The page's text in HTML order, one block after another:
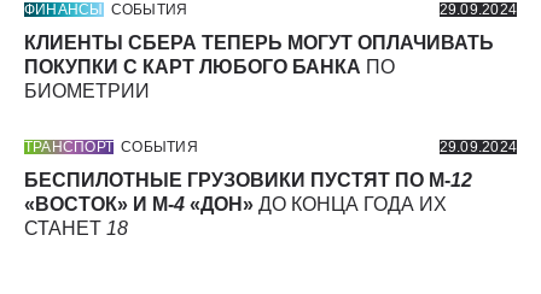
ФИНАНСЫ СОБЫТИЯ 29.09.2024
КЛИЕНТЫ СБЕРА ТЕПЕРЬ МОГУТ ОПЛАЧИВАТЬ
ПОКУПКИ С КАРТ ЛЮБОГО БАНКА ПО
БИОМЕТРИИ
ТРАНСПОРТ СОБЫТИЯ 29.09.2024
БЕСПИЛОТНЫЕ ГРУЗОВИКИ ПУСТЯТ ПО М-12
«ВОСТОК» И М-4 «ДОН» ДО КОНЦА ГОДА ИХ
СТАНЕТ 18